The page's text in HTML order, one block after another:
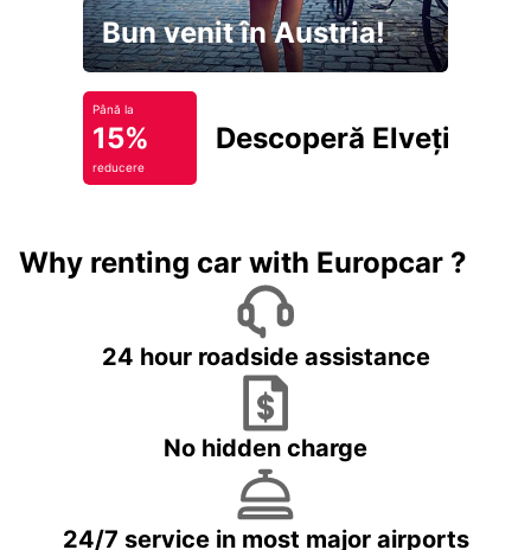
Bun venit în Austria!
Până la
15%
reducere
Descoperă Elveția
Why renting car with Europcar ?
24 hour roadside assistance
No hidden charge
24/7 service in most major airports